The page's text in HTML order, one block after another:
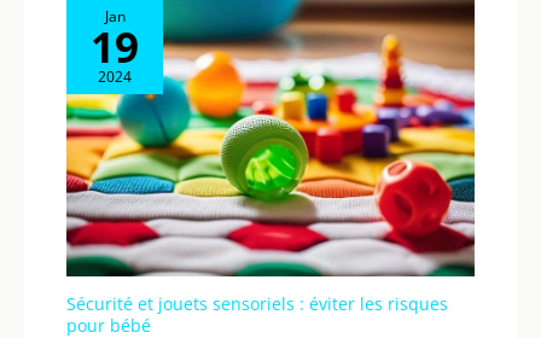
au piratage, qui
fonctionne sans Wi-Fi
ou Internet et protège
la vie privée de votre
bébé Mode ECO-VOX
intelligent – Le mode
ECO-VOX économe en
énergie active le
moniteur
uniquement lors de
la détection de bruit,
préserve la durée de
vie de la batterie et
Jan
19
2024
Sécurité et jouets sensoriels : éviter les risques
pour bébé